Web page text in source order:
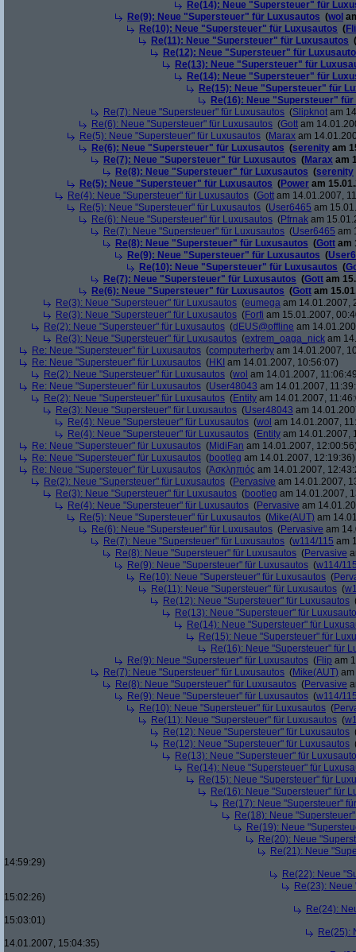
Re(14): Neue "Supersteuer" für
Re(9): Neue "Supersteuer" für Luxusautos (wol
Re(10): Neue "Supersteuer" für Luxusautos (
Re(11): Neue "Supersteuer" für Luxusautos (
Re(12): Neue "Supersteuer" für
Re(13): Neue "Supersteuer" für
Re(14): Neue "Supersteuer" für
Re(15): Neue "Supersteuer" für
Re(16): Neue "Supersteuer"
Re(7): Neue "Supersteuer" für Luxusautos (Slipknot am
Re(6): Neue "Supersteuer" für Luxusautos (Gott am
Re(5): Neue "Supersteuer" für Luxusautos (Marax am
Re(6): Neue "Supersteuer" für Luxusautos (serenity am
Re(7): Neue "Supersteuer" für Luxusautos (Marax am
Re(8): Neue "Supersteuer" für Luxusautos (serenity
Re(5): Neue "Supersteuer" für Luxusautos (Power am
Re(4): Neue "Supersteuer" für Luxusautos (Gott am 14.01.2007,
Re(5): Neue "Supersteuer" für Luxusautos (User6465 am
Re(6): Neue "Supersteuer" für Luxusautos (Pfrnak am
Re(7): Neue "Supersteuer" für Luxusautos (User6465 am
Re(8): Neue "Supersteuer" für Luxusautos (Gott am
Re(9): Neue "Supersteuer" für Luxusautos (
Re(10): Neue "Supersteuer" für Luxusautos (
Re(7): Neue "Supersteuer" für Luxusautos (Gott am
Re(6): Neue "Supersteuer" für Luxusautos (Gott am
Re(3): Neue "Supersteuer" für Luxusautos (eumega am 14.01.2007,
Re(3): Neue "Supersteuer" für Luxusautos (Forfi am 15.01.2007,
Re(2): Neue "Supersteuer" für Luxusautos (dEUS@offline am
Re(3): Neue "Supersteuer" für Luxusautos (extrem_oaga_nick am
Re: Neue "Supersteuer" für Luxusautos (computerherby am 14.01.2007,
Re: Neue "Supersteuer" für Luxusautos (HKI am 14.01.2007, 10:56:07)
Re(2): Neue "Supersteuer" für Luxusautos (wol am 14.01.2007,
Re: Neue "Supersteuer" für Luxusautos (User48043 am 14.01.2007,
Re(2): Neue "Supersteuer" für Luxusautos (Entity am 14.01.2007,
Re(3): Neue "Supersteuer" für Luxusautos (User48043 am
Re(4): Neue "Supersteuer" für Luxusautos (wol am 14.01.2007,
Re(4): Neue "Supersteuer" für Luxusautos (Entity am 14.01.2007,
Re: Neue "Supersteuer" für Luxusautos (MidiFan am 14.01.2007,
Re: Neue "Supersteuer" für Luxusautos (bootleg am 14.01.2007, 12:19:36)
Re: Neue "Supersteuer" für Luxusautos (Ἀσκληπιός am 14.01.2007,
Re(2): Neue "Supersteuer" für Luxusautos (Pervasive am 14.01.2007,
Re(3): Neue "Supersteuer" für Luxusautos (bootleg am 14.01.2007,
Re(4): Neue "Supersteuer" für Luxusautos (Pervasive am
Re(5): Neue "Supersteuer" für Luxusautos (Mike(AUT) am
Re(6): Neue "Supersteuer" für Luxusautos (Pervasive am
Re(7): Neue "Supersteuer" für Luxusautos (w114/115 am
Re(8): Neue "Supersteuer" für Luxusautos (Pervasive
Re(9): Neue "Supersteuer" für Luxusautos (w114/
Re(10): Neue "Supersteuer" für Luxusautos (
Re(11): Neue "Supersteuer" für Luxusautos (
Re(12): Neue "Supersteuer" für Luxusautos
Re(13): Neue "Supersteuer" für
Re(14): Neue "Supersteuer" für
Re(15): Neue "Supersteuer" für
Re(16): Neue "Supersteuer" für
Re(9): Neue "Supersteuer" für Luxusautos (Flip am
Re(7): Neue "Supersteuer" für Luxusautos (Mike(AUT)
Re(8): Neue "Supersteuer" für Luxusautos (Pervasive
Re(9): Neue "Supersteuer" für Luxusautos (w114/
Re(10): Neue "Supersteuer" für Luxusautos (
Re(11): Neue "Supersteuer" für Luxusautos (
Re(12): Neue "Supersteuer" für Luxusautos
Re(12): Neue "Supersteuer" für Luxusautos
Re(13): Neue "Supersteuer" für
Re(14): Neue "Supersteuer" für
Re(15): Neue "Supersteuer" für
Re(16): Neue "Supersteuer" für
Re(17): Neue "Supersteuer"
Re(18): Neue
Re(19): Neue
Re(20): Neue
Re(21): Neue
14:59:29)
Re(22): Neue
Re(23):
15:02:26)
Re(24):
15:03:01)
Re(25):
14.01.2007, 15:04:35)